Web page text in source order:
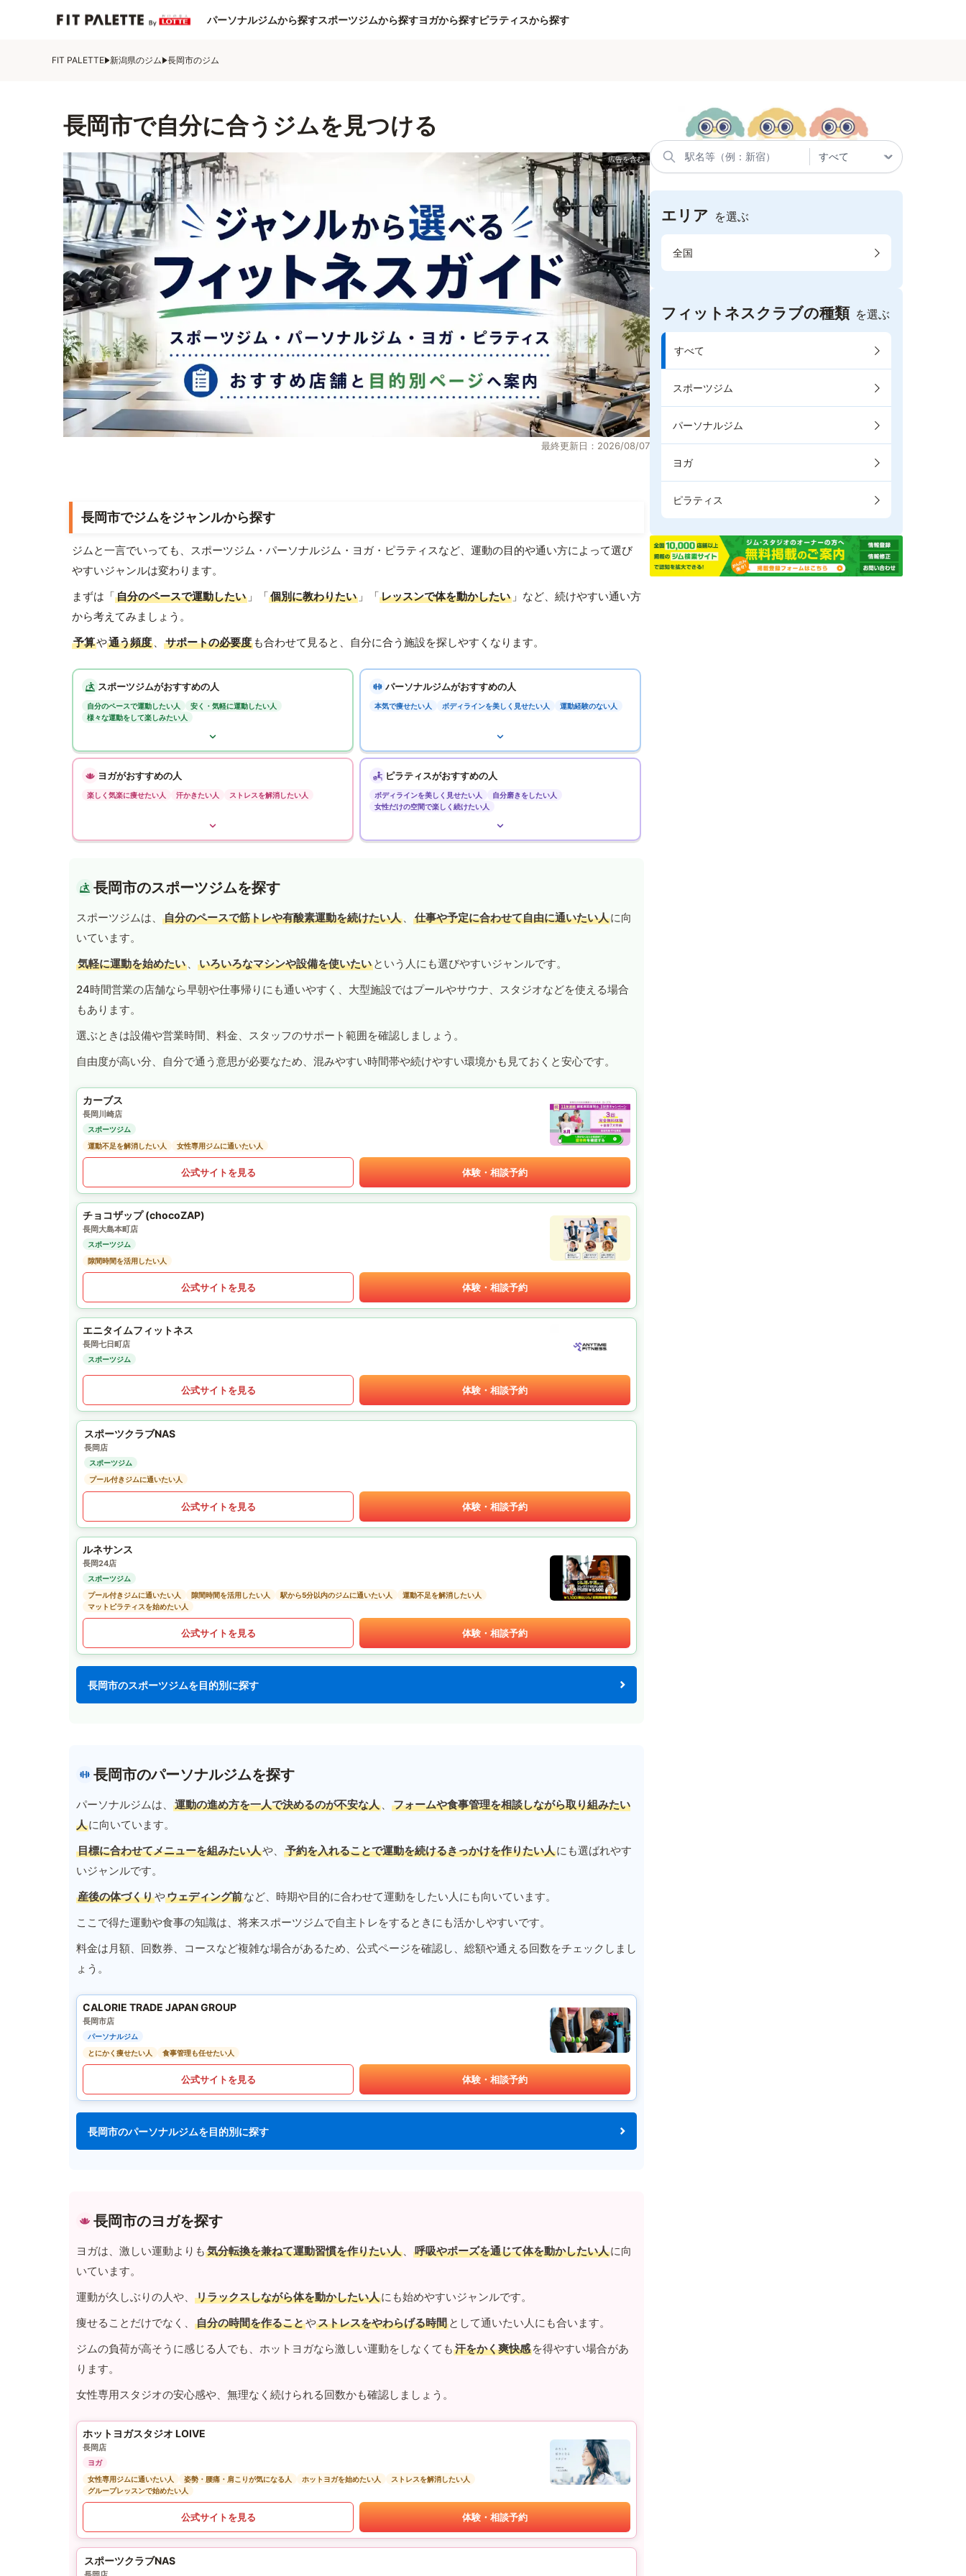
パーソナルジムから探すスポーツジムから探すヨガから探すピラティスから探す
FIT PALETTE 新潟県のジム 長岡市のジム
長岡市で自分に合うジムを見つける
最終更新日：2026/08/07
長岡市でジムをジャンルから探す
ジムと一言でいっても、スポーツジム・パーソナルジム・ヨガ・ピラティスなど、運動の目的や通い方によって選び
やすいジャンルは変わります。
まずは「自分のペースで運動したい 」「個別に教わりたい 」「レッスンで体を動かしたい 」など、続けやすい通い方
から考えてみましょう。
予算や通う頻度 、 サポートの必要度 も合わせて見ると、自分に合う施設を探しやすくなります。
スポーツジムがおすすめの人
自分のペースで運動したい人
安く・気軽に運動したい人
様々な運動をして楽しみたい人
パーソナルジムがおすすめの人
本気で痩せたい人 ボディラインを美しく見せたい人 運動経験のない人
ヨガがおすすめの人
楽しく気楽に痩せたい人 汗かきたい人 ストレスを解消したい人
ピラティスがおすすめの人
ボディラインを美しく見せたい人
自分磨きをしたい人
女性だけの空間で楽しく続けたい人
長岡市のスポーツジムを探す
スポーツジムは、 自分のペースで筋トレや有酸素運動を続けたい人 、 仕事や予定に合わせて自由に通いたい人に向
いています。
気軽に運動を始めたい 、 いろいろなマシンや設備を使いたい という人にも選びやすいジャンルです。
24時間営業の店舗なら早朝や仕事帰りにも通いやすく、大型施設ではプールやサウナ、スタジオなどを使える場合
もあります。
選ぶときは設備や営業時間、料金、スタッフのサポート範囲を確認しましょう。
自由度が高い分、自分で通う意思が必要なため、混みやすい時間帯や続けやすい環境かも見ておくと安心です。
カーブス
長岡川崎店
スポーツジム
運動不足を解消したい人
女性専用ジムに通いたい人
公式サイトを見る 体験・相談予約
チョコザップ (chocoZAP)
長岡大島本町店
スポーツジム
隙間時間を活用したい人
公式サイトを見る 体験・相談予約
エニタイムフィットネス
長岡七日町店
スポーツジム
公式サイトを見る 体験・相談予約
スポーツクラブNAS
長岡店
スポーツジム
プール付きジムに通いたい人
公式サイトを見る 体験・相談予約
ルネサンス
長岡24店
スポーツジム
プール付きジムに通いたい人
隙間時間を活用したい人 駅から5分以内のジムに通いたい人
運動不足を解消したい人
マットピラティスを始めたい人
公式サイトを見る 体験・相談予約
長岡市のスポーツジムを目的別に探す
長岡市のパーソナルジムを探す
パーソナルジムは、 運動の進め方を一人で決めるのが不安な人 、
フォームや食事管理を相談しながら取り組みたい
人に向いています。
目標に合わせてメニューを組みたい人や、 予約を入れることで運動を続けるきっかけを作りたい人にも選ばれやす
いジャンルです。
産後の体づくりやウェディング前など、時期や目的に合わせて運動をしたい人にも向いています。
ここで得た運動や食事の知識は、将来スポーツジムで自主トレをするときにも活かしやすいです。
料金は月額、回数券、コースなど複雑な場合があるため、公式ページを確認し、総額や通える回数をチェックしまし
ょう。
CALORIE TRADE JAPAN GROUP
長岡市店
パーソナルジム
とにかく痩せたい人
食事管理も任せたい人
公式サイトを見る 体験・相談予約
長岡市のパーソナルジムを目的別に探す
長岡市のヨガを探す
ヨガは、激しい運動よりも 気分転換を兼ねて運動習慣を作りたい人 、 呼吸やポーズを通じて体を動かしたい人に向
いています。
運動が久しぶりの人や、
リラックスしながら体を動かしたい人にも始めやすいジャンルです。
痩せることだけでなく、
自分の時間を作ることやストレスをやわらげる時間 として通いたい人にも合います。
ジムの負荷が高そうに感じる人でも、ホットヨガなら激しい運動をしなくても 汗をかく爽快感 を得やすい場合があ
ります。
女性専用スタジオの安心感や、無理なく続けられる回数かも確認しましょう。
ホットヨガスタジオ LOIVE
長岡店
ヨガ
女性専用ジムに通いたい人
姿勢・腰痛・肩こりが気になる人 ホットヨガを始めたい人
ストレスを解消したい人
グループレッスンで始めたい人
公式サイトを見る 体験・相談予約
スポーツクラブNAS
エリア を選ぶ
全国
フィットネスクラブの種類 を選ぶ
すべて
スポーツジム
パーソナルジム
ヨガ
ピラティス